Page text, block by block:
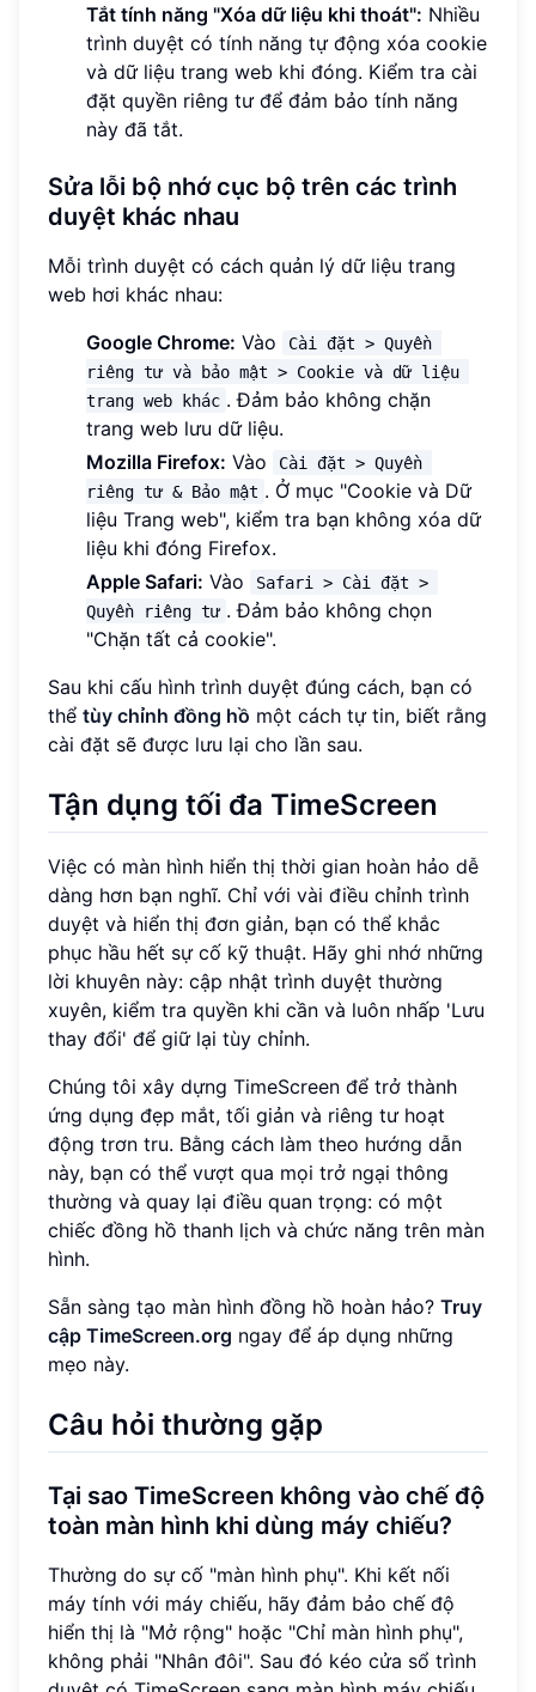
Tắt tính năng "Xóa dữ liệu khi thoát": Nhiều
trình duyệt có tính năng tự động xóa cookie
và dữ liệu trang web khi đóng. Kiểm tra cài
đặt quyền riêng tư để đảm bảo tính năng
này đã tắt.
Sửa lỗi bộ nhớ cục bộ trên các trình
duyệt khác nhau
Mỗi trình duyệt có cách quản lý dữ liệu trang
web hơi khác nhau:
Google Chrome: Vào
Cài đặt > Quyền
riêng tư và bảo mật > Cookie và dữ liệu
trang web khác . Đảm bảo không chặn
trang web lưu dữ liệu.
Mozilla Firefox: Vào
Cài đặt > Quyền
riêng tư & Bảo mật . Ở mục "Cookie và Dữ
liệu Trang web", kiểm tra bạn không xóa dữ
liệu khi đóng Firefox.
Apple Safari: Vào
Safari > Cài đặt >
Quyền riêng tư . Đảm bảo không chọn
"Chặn tất cả cookie".
Sau khi cấu hình trình duyệt đúng cách, bạn có
thể tùy chỉnh đồng hồ một cách tự tin, biết rằng
cài đặt sẽ được lưu lại cho lần sau.
Tận dụng tối đa TimeScreen
Việc có màn hình hiển thị thời gian hoàn hảo dễ
dàng hơn bạn nghĩ. Chỉ với vài điều chỉnh trình
duyệt và hiển thị đơn giản, bạn có thể khắc
phục hầu hết sự cố kỹ thuật. Hãy ghi nhớ những
lời khuyên này: cập nhật trình duyệt thường
xuyên, kiểm tra quyền khi cần và luôn nhấp 'Lưu
thay đổi' để giữ lại tùy chỉnh.
Chúng tôi xây dựng TimeScreen để trở thành
ứng dụng đẹp mắt, tối giản và riêng tư hoạt
động trơn tru. Bằng cách làm theo hướng dẫn
này, bạn có thể vượt qua mọi trở ngại thông
thường và quay lại điều quan trọng: có một
chiếc đồng hồ thanh lịch và chức năng trên màn
hình.
Sẵn sàng tạo màn hình đồng hồ hoàn hảo? Truy
cập TimeScreen.org ngay để áp dụng những
mẹo này.
Câu hỏi thường gặp
Tại sao TimeScreen không vào chế độ
toàn màn hình khi dùng máy chiếu?
Thường do sự cố "màn hình phụ". Khi kết nối
máy tính với máy chiếu, hãy đảm bảo chế độ
hiển thị là "Mở rộng" hoặc "Chỉ màn hình phụ",
không phải "Nhân đôi". Sau đó kéo cửa sổ trình